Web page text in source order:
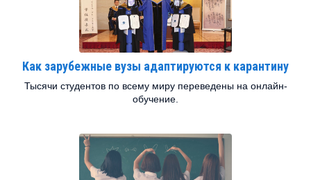
Как зарубежные вузы адаптируются к карантину
Тысячи студентов по всему миру переведены на онлайн-
обучение.